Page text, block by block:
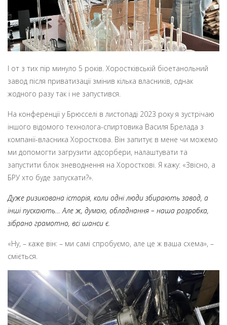
І от з тих пір минуло 5 років. Хоростківській біоетанольний
завод після приватизації змінив кілька власників, однак
жодного разу так і не запустився.
На конференції у Брюсселі в листопаді 2023 року я зустрічаю
іншого відомого технолога-спиртовика Василя Брелада з
компанії-власника Хоросткова. Він запитує в мене чи можемо
ми допомогти загрузити адсорбери, налаштувати та
запустити блок зневоднення на Хоросткові. Я кажу: «Звісно, а
БРУ хто буде запускати?».
Дуже ризикована історія, коли одні люди збирають завод, а
інші пускають… Але ж, думаю, обладнання – наша розробка,
зібрано грамотно, всі шанси є.
«Ну, – каже він: – ми самі спробуємо, але це ж ваша схема», –
сміється.